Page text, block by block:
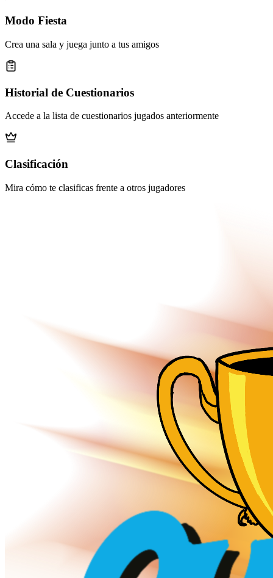
Modo Fiesta
Crea una sala y juega junto a tus amigos
Historial de Cuestionarios
Accede a la lista de cuestionarios jugados anteriormente
Clasificación
Mira cómo te clasificas frente a otros jugadores